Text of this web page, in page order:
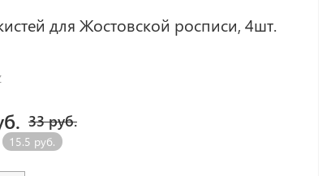
для Жостовской росписи, 4шт.
33 руб.
15.5 руб.